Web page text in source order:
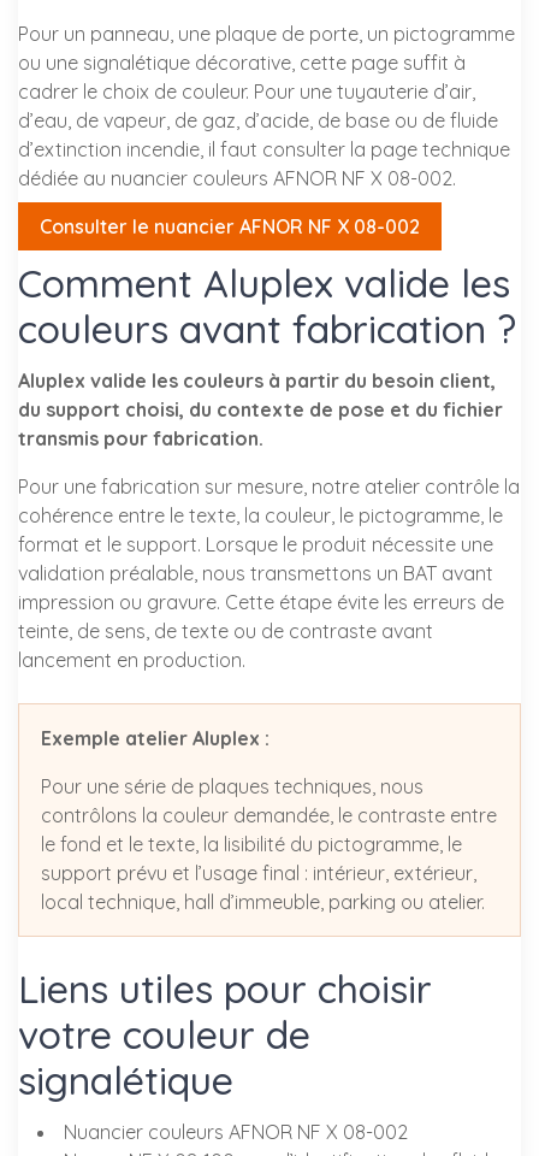
Pour un panneau, une plaque de porte, un pictogramme
ou une signalétique décorative, cette page suffit à
cadrer le choix de couleur. Pour une tuyauterie d’air,
d’eau, de vapeur, de gaz, d’acide, de base ou de fluide
d’extinction incendie, il faut consulter la page technique
dédiée au nuancier couleurs AFNOR NF X 08-002.
Consulter le nuancier AFNOR NF X 08-002
Comment Aluplex valide les
couleurs avant fabrication ?
Aluplex valide les couleurs à partir du besoin client,
du support choisi, du contexte de pose et du fichier
transmis pour fabrication.
Pour une fabrication sur mesure, notre atelier contrôle la
cohérence entre le texte, la couleur, le pictogramme, le
format et le support. Lorsque le produit nécessite une
validation préalable, nous transmettons un BAT avant
impression ou gravure. Cette étape évite les erreurs de
teinte, de sens, de texte ou de contraste avant
lancement en production.
Exemple atelier Aluplex :
Pour une série de plaques techniques, nous
contrôlons la couleur demandée, le contraste entre
le fond et le texte, la lisibilité du pictogramme, le
support prévu et l’usage final : intérieur, extérieur,
local technique, hall d’immeuble, parking ou atelier.
Liens utiles pour choisir
votre couleur de
signalétique
Nuancier couleurs AFNOR NF X 08-002